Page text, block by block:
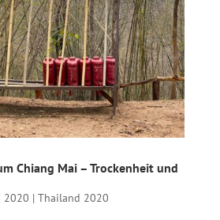
Chiang Mai – Trockenheit und
2020 | Thailand 2020